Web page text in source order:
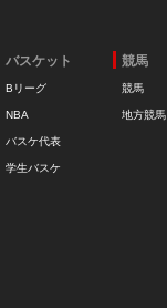
バスケット
Bリーグ
NBA
バスケ代表
学生バスケ
競馬
競馬
地方競馬